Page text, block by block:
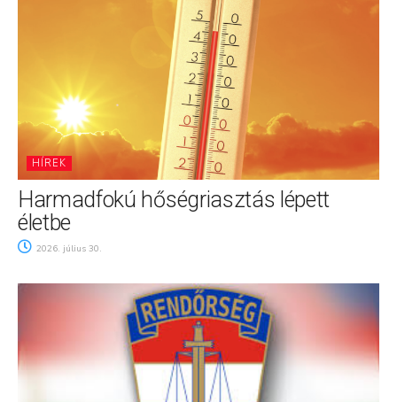
HÍREK
Harmadfokú hőségriasztás lépett
életbe
2026. július 30.